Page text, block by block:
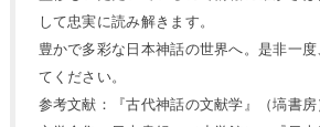
して忠実に読み解きます。
豊かで多彩な日本神話の世界へ。是非一
てください。
参考文献：『古代神話の文献学』（塙書